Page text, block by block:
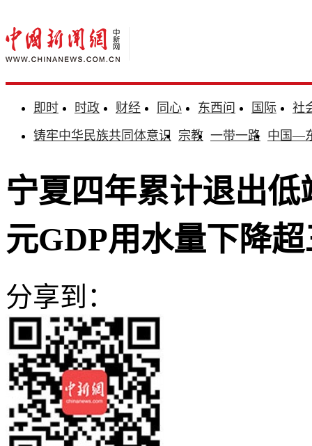
即时 时政 财经 同心 东西问 国际
社
铸牢中华民族共同体意识 宗教 一带一路 中国—
宁夏四年累计退出低
元GDP用水量下降
分享到：